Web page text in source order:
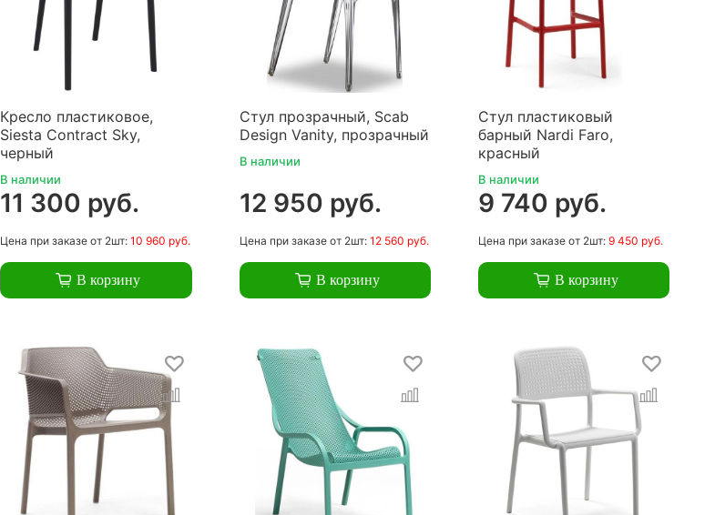
Кресло пластиковое,
Siesta Contract Sky,
черный
В наличии
11 300 руб.
Цена при заказе от 2шт:10 960 руб.
В корзину
Стул прозрачный, Scab
Design Vanity, прозрачный
В наличии
12 950 руб.
Цена при заказеот 2шт: 12 560 руб.
В корзину
Стул пластиковый
барный Nardi Faro,
красный
В наличии
9 740 руб.
Цена при заказеот 2шт: 9 450 руб.
В корзину